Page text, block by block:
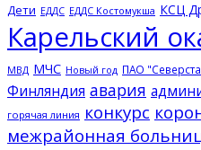
Дети ЕДДС ЕДДС Костомукша КСЦ
Карельский
МВД МЧС Новый год ПАО
Финляндия авария
горячая линия конкурс
межрайонная